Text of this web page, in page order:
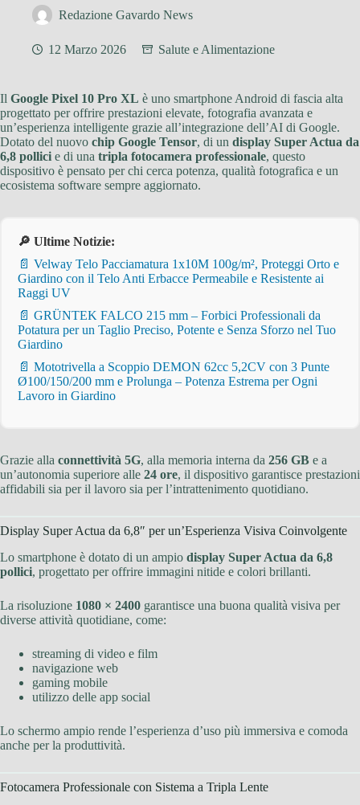
Redazione Gavardo News
12 Marzo 2026 Salute e Alimentazione
Il Google Pixel 10 Pro XL è uno smartphone Android di fascia alta
progettato per offrire prestazioni elevate, fotografia avanzata e
un’esperienza intelligente grazie all’integrazione dell’AI di Google.
Dotato del nuovo chip Google Tensor, di un display Super Actua da
6,8 pollici e di una tripla fotocamera professionale, questo
dispositivo è pensato per chi cerca potenza, qualità fotografica e un
ecosistema software sempre aggiornato.
🔎 Ultime Notizie:
📄 Velway Telo Pacciamatura 1x10M 100g/m², Proteggi Orto e
Giardino con il Telo Anti Erbacce Permeabile e Resistente ai
Raggi UV
📄 GRÜNTEK FALCO 215 mm – Forbici Professionali da
Potatura per un Taglio Preciso, Potente e Senza Sforzo nel Tuo
Giardino
📄 Mototrivella a Scoppio DEMON 62cc 5,2CV con 3 Punte
Ø100/150/200 mm e Prolunga – Potenza Estrema per Ogni
Lavoro in Giardino
Grazie alla connettività 5G, alla memoria interna da 256 GB e a
un’autonomia superiore alle 24 ore, il dispositivo garantisce prestazioni
affidabili sia per il lavoro sia per l’intrattenimento quotidiano.
Display Super Actua da 6,8″ per un’Esperienza Visiva Coinvolgente
Lo smartphone è dotato di un ampio display Super Actua da 6,8
pollici, progettato per offrire immagini nitide e colori brillanti.
La risoluzione 1080 × 2400 garantisce una buona qualità visiva per
diverse attività quotidiane, come:
streaming di video e film
navigazione web
gaming mobile
utilizzo delle app social
Lo schermo ampio rende l’esperienza d’uso più immersiva e comoda
anche per la produttività.
Fotocamera Professionale con Sistema a Tripla Lente